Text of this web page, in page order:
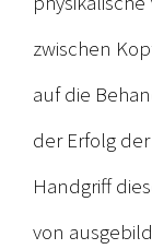
zwischen
auf die
der Erfolg
Handgriff
von